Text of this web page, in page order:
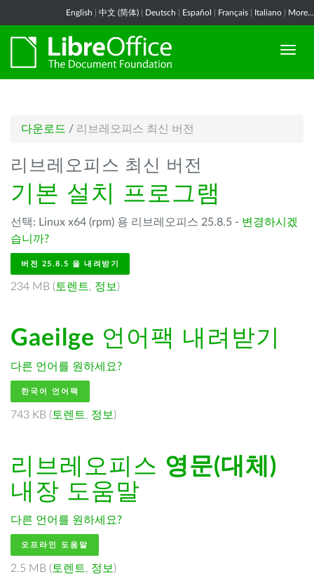
English 中文 (简体) Deutsch Español Français Italiano More...
다운로드 / 리브레오피스 최신 버전
리브레오피스 최신 버전
기본 설치 프로그램
선택: Linux x64 (rpm) 용 리브레오피스 25.8.5 - 변경하시겠
습니까?
버전 25.8.5 을 내려받기
234 MB ( 토렌트, 정보 )
Gaeilge 언어팩 내려받기
다른 언어를 원하세요?
한국어 언어팩
743 KB ( 토렌트, 정보 )
리브레오피스 영문(대체)
내장 도움말
다른 언어를 원하세요?
오프라인 도움말
2.5 MB ( 토렌트, 정보 )